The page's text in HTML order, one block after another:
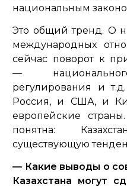
национальным
Это общий тренд. О
международных
сейчас поворот к
—
регулирования и
Россия, и США, и
европейские
понятна:
существующую
— Какие выводы о
Казахстана могут